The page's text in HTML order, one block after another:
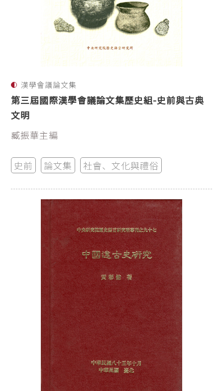
漢學會議論文集
第三屆國際漢學會議論文集歷史組-史前與古典
文明
臧振華主編
史前 論文集 社會、文化與禮俗